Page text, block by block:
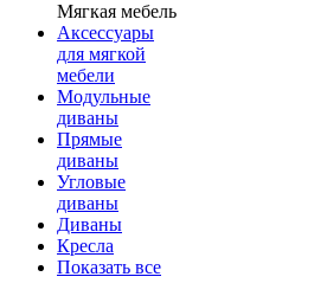
Мягкая мебель
Аксессуары
для мягкой
мебели
Модульные
диваны
Прямые
диваны
Угловые
диваны
Диваны
Кресла
Показать все